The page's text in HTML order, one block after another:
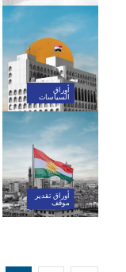
أوراق
السياسات
أوراق تقدير
موقف